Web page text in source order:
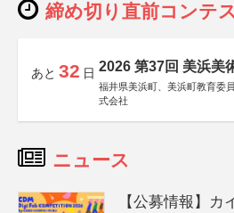
締め切り直前コンテ
あと 32 日 2026 第37回 美浜美
福井県美浜町、美浜町教育委
式会社
ニュース
【公募情報】